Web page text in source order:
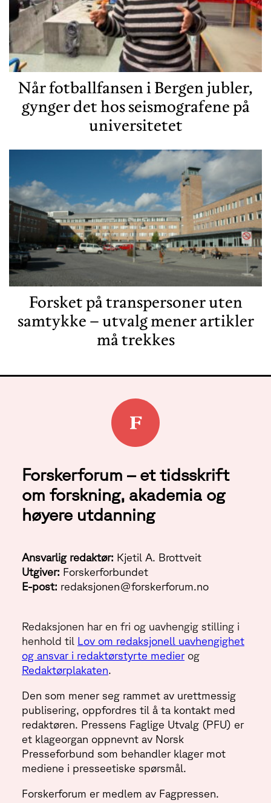
Når fotballfansen i Bergen jubler,
gynger det hos seismografene på
universitetet
Forsket på transpersoner uten
samtykke – utvalg mener artikler
må trekkes
Forskerforum – et tidsskrift
om forskning, akademia og
høyere utdanning
Ansvarlig redaktør: Kjetil A. Brottveit
Utgiver: Forskerforbundet
E-post: redaksjonen@forskerforum.no
Redaksjonen har en fri og uavhengig stilling i
henhold til Lov om redaksjonell uavhengighet
og ansvar i redaktørstyrte medierog
Redaktørplakaten.
Den som mener seg rammet av urettmessig
publisering, oppfordres til å ta kontakt med
redaktøren. Pressens Faglige Utvalg (PFU) er
et klageorgan oppnevnt av Norsk
Presseforbund som behandler klager mot
mediene i presseetiske spørsmål.
Forskerforum er medlem av Fagpressen.